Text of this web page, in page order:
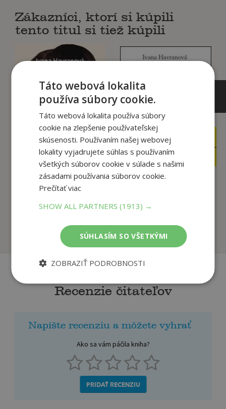
Zákazníci, ktorí si kúpili
tento titul si tiež kúpili
12,90€
1,95€
Ivana Havranová
Na sklade
Recenzie čitateľov
Napíšte recenziu a môžete vyhrať
Ako sa vám páčila kniha?
PRIDAŤ RECENZIU
Táto webová lokalita
používa súbory cookie.
Táto webová lokalita používa súbory
cookie na zlepšenie používateľskej
skúsenosti. Používaním našej webovej
lokality vyjadrujete súhlas s používaním
všetkých súborov cookie v súlade s našimi
zásadami používania súborov cookie.
Prečítať viac
SHOW ALL PARTNERS(1913) →
SÚHLASÍM SO VŠETKÝMI
ZOBRAZIŤ PODROBNOSTI